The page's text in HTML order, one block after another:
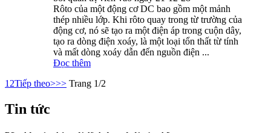
Rôto của một động cơ DC bao gồm một mảnh
thép nhiều lớp. Khi rôto quay trong từ trường của
động cơ, nó sẽ tạo ra một điện áp trong cuộn dây,
tạo ra dòng điện xoáy, là một loại tổn thất từ ​​tính
và mất dòng xoáy dẫn đến nguồn điện ...
Đọc thêm
1 2Tiếp theo>>> Trang 1/2
Tin tức